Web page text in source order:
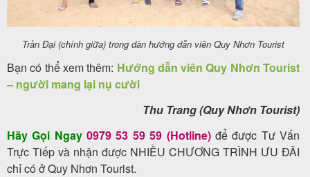
Trần Đại (chính giữa) trong dàn hướng dẫn viên Quy Nhơn Tourist
Bạn có thể xem thêm: Hướng dẫn viên Quy Nhơn Tourist
– người mang lại nụ cười
Thu Trang (Quy Nhơn Tourist)
Hãy Gọi Ngay 0979 53 59 59 (Hotline) để được Tư Vấn
Trực Tiếp và nhận được NHIỀU CHƯƠNG TRÌNH ƯU ĐÃI
chỉ có ở Quy Nhơn Tourist.